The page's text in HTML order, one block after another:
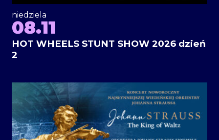
niedziela
08.11
HOT WHEELS STUNT SHOW 2026 dzień
2